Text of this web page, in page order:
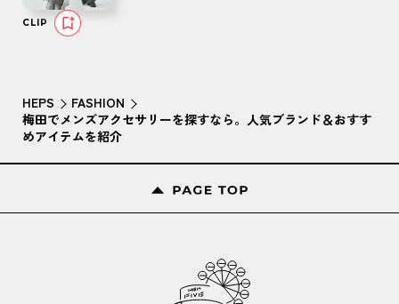
CLIP
HEPS
FASHION
梅田でメンズアクセサリーを探すなら。人気ブランド＆おすす
めアイテムを紹介